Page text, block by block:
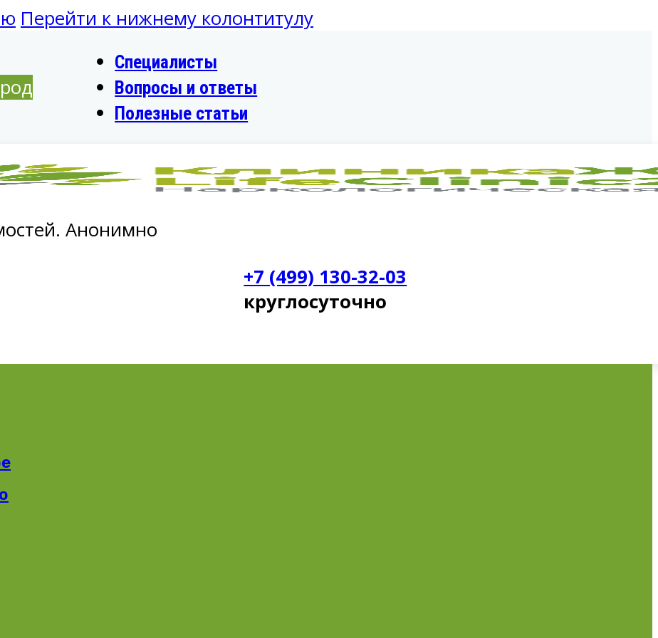
Перейти к нижнему колонтитулу
Специалисты
Вопросы и ответы
Полезные статьи
Анонимно
+7 (499) 130-32-03
круглосуточно